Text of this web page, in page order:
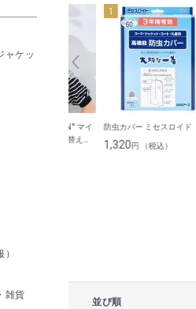
限定商品】−TEN° マイ
テン メッシュ切り替えブ
防虫カバー ミセスロイド
1,320円 （税込）
並び順
ャケッ
雑貨